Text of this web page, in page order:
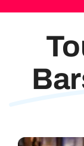
VISITES